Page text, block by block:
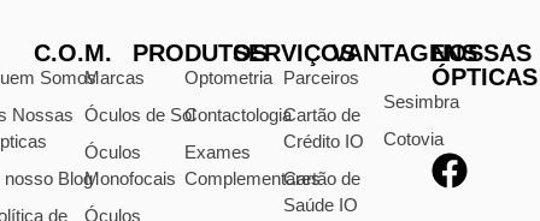
C.O.M.
Somos
Nossas
nosso Blog
de
PRODUTOS
Marcas
Óculos de Sol
Óculos
Monofocais
Óculos
SERVIÇOS
Optometria
Contactologia
Exames
Complementares
VANTAGENS
Parceiros
Cartão de
Crédito IO
Cartão de
Saúde IO
NOSSAS
ÓPTICAS
Sesimbra
Cotovia